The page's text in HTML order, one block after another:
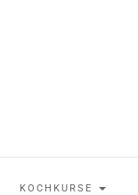
KOCHKURSE